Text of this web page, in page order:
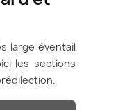
large éventail
les sections